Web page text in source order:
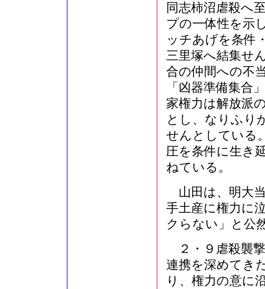
同志柿沼虐殺へ
プの一体性を示
ッチあげを条件
三里塚へ結集せ
合の仲間への不
「凶器準備集合
家権力は解放派
とし、なりふり
せんとしている
圧を条件に生き
ねている。
山田は、明大
手土産に権力に
クらない」と公
２・９虐殺襲
連携を深めてき
り、権力の意に